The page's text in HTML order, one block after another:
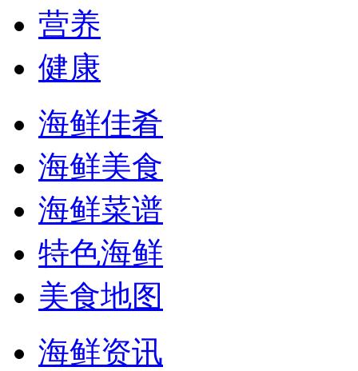
营养
健康
海鲜佳肴
海鲜美食
海鲜菜谱
特色海鲜
美食地图
海鲜资讯